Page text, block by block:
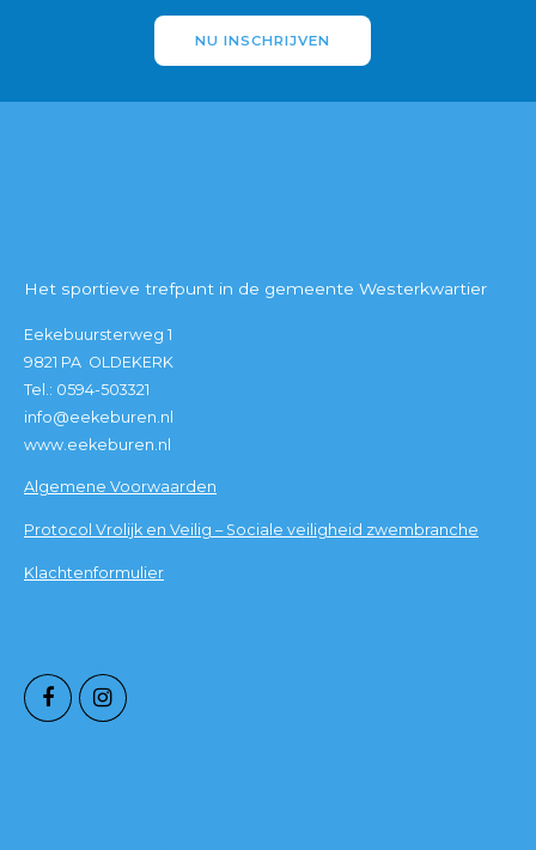
NU INSCHRIJVEN
Het sportieve trefpunt in de gemeente Westerkwartier
Eekebuursterweg 1
9821 PA OLDEKERK
Tel.: 0594-503321
info@eekeburen.nl
www.eekeburen.nl
Algemene Voorwaarden
Protocol Vrolijk en Veilig – Sociale veiligheid zwembranche
Klachtenformulier